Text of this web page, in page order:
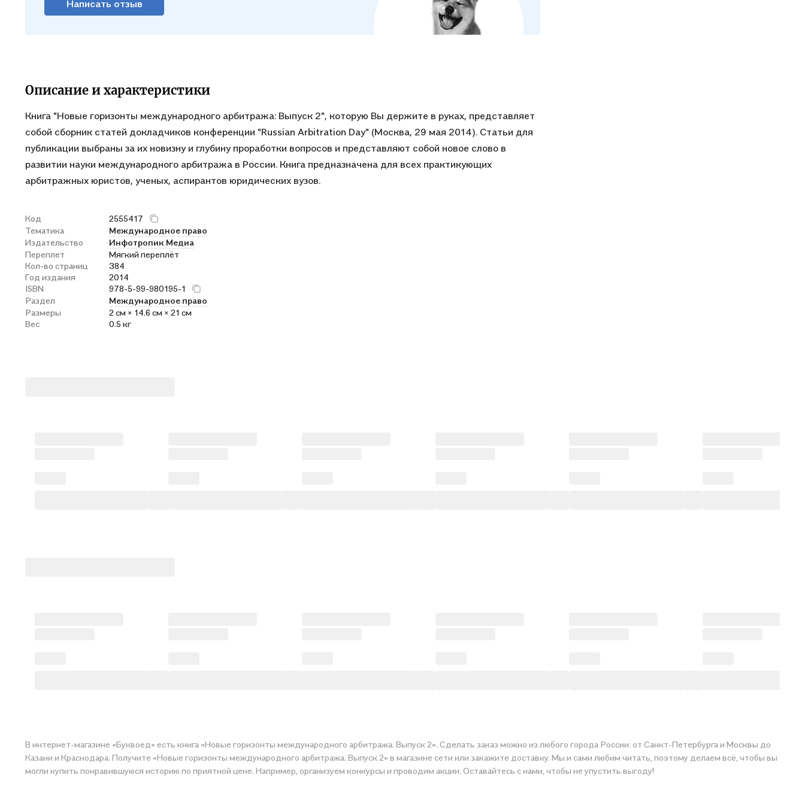
Написать отзыв
Описание и характеристики
Книга "Новые горизонты международного арбитража: Выпуск 2", которую Вы держите в руках, представляет
собой сборник статей докладчиков конференции "Russian Arbitration Day" (Москва, 29 мая 2014). Статьи для
публикации выбраны за их новизну и глубину проработки вопросов и представляют собой новое слово в
развитии науки международного арбитража в России. Книга предназначена для всех практикующих
арбитражных юристов, ученых, аспирантов юридических вузов.
Код
2555417
Тематика
Международное право
Издательство
Инфотропик Медиа
Переплет
Мягкий переплёт
Кол-во страниц
384
Год издания
2014
ISBN
978-5-99-980195-1
Раздел
Международное право
Размеры
2 см × 14.6 см × 21 см
Вес
0.5 кг
В интернет-магазине «Буквоед» есть книга «Новые горизонты международного арбитража. Выпуск 2». Сделать заказ можно из любого города России: от Санкт-Петербурга и Москвы до
Казани и Краснодара. Получите «Новые горизонты международного арбитража. Выпуск 2» в магазине сети или закажите доставку. Мы и сами любим читать, поэтому делаем всё, чтобы вы
могли купить понравившуюся историю по приятной цене. Например, организуем конкурсы и проводим акции. Оставайтесь с нами, чтобы не упустить выгоду!